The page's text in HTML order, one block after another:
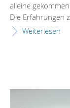
alleine
Die Erfahrungen
Weiterlesen